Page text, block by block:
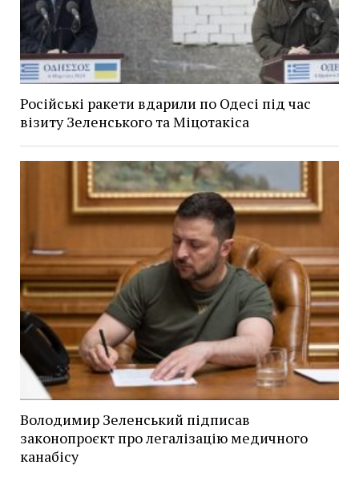
Російські ракети вдарили по Одесі під час
візиту Зеленського та Міцотакіса
Володимир Зеленський підписав
законопроєкт про легалізацію медичного
канабісу